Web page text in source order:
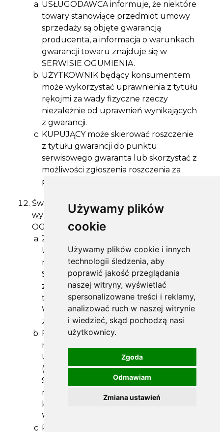
Używamy plików
cookie
Używamy plików cookie i innych
technologii śledzenia, aby
poprawić jakość przeglądania
naszej witryny, wyświetlać
spersonalizowane treści i reklamy,
analizować ruch w naszej witrynie
i wiedzieć, skąd pochodzą nasi
użytkownicy.
Zgoda
Odmawiam
Zmiana ustawień
USŁUGODAWCA informuje, że niektóre
towary stanowiące przedmiot umowy
sprzedaży są objęte gwarancją
producenta, a informacja o warunkach
gwarancji towaru znajduje się w
SERWISIE OGUMIENIA.
UŻYTKOWNIK będący konsumentem
może wykorzystać uprawnienia z tytułu
rękojmi za wady fizyczne rzeczy
niezależnie od uprawnień wynikających
z gwarancji.
KUPUJĄCY może skierować roszczenie
z tytułu gwarancji do punktu
serwisowego gwaranta lub skorzystać z
możliwości zgłoszenia roszczenia za
pośrednictwem USŁUGODAWCY.
Świadczenie usługi rezerwacji terminu
wykonania usług w SERWISIE
OGUMIENIA
Za pośrednictwem SERWISU WWW
UŻYTKOWNIK może dokonać
rezerwacji terminu wykonania usługi w
SERWISIE OGUMIENIA, zarówno
związanej ze złożeniem zamówienia na
towar prezentowany w SERWISIE
WWW, jak niezależnie od takiego
zamówienia.
Rezerwacja terminu wykonania usługi
może być dokonana przez
UŻYTKOWNIKÓW zarejestrowanych
(posiadających konto UŻYTKOWNIKA w
SERWISIE WWW) oraz
niezarejestrowanych (nie posiadających
konta UŻYTKOWNIKA w SERWISIE
WWW).
Rezerwacji usług dostępnych za